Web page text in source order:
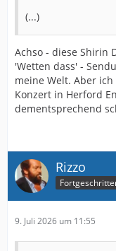
(...)
Achso - diese Shirin
'Wetten dass' -
meine Welt. Aber
Konzert in Herford
dementsprechend
Rizzo
9. Juli 2026 um 11:55